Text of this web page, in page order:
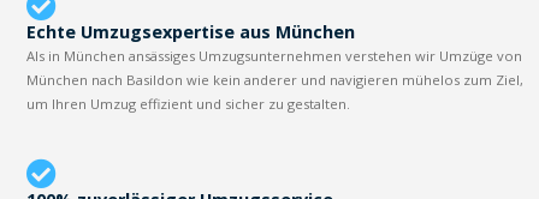
Echte Umzugsexpertise aus München
Als in München ansässiges Umzugsunternehmen verstehen wir Umzüge von
München nach Basildon wie kein anderer und navigieren mühelos zum Ziel,
um Ihren Umzug effizient und sicher zu gestalten.